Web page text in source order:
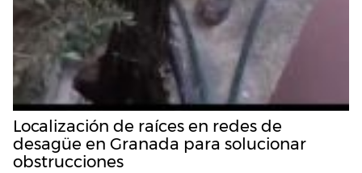
Localización de raíces en redes de
desagüe en Granada para solucionar
obstrucciones